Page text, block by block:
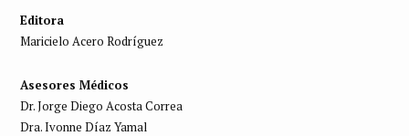
Editora
Maricielo Acero Rodríguez
Asesores Médicos
Dr. Jorge Diego Acosta Correa
Dra. Ivonne Díaz Yamal